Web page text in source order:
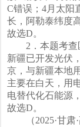
C错误；4月太阳
长，阿勒泰纬度
故选D。
2．本题考查区
新疆已开发光伏
京，与新疆本地
主要在白天，用
电替代化石能源
故选D。
（2025·甘肃·